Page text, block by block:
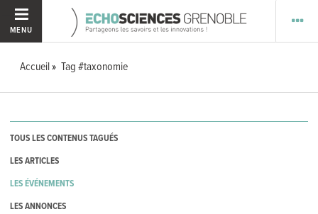
MENU
Accueil Tag #taxonomie
TOUS LES CONTENUS TAGUÉS
LES ARTICLES
LES ÉVÉNEMENTS
LES ANNONCES